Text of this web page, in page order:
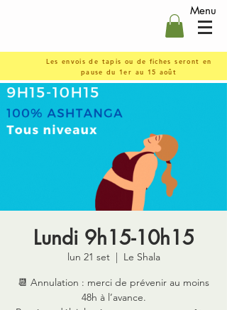
Menu
Les envois de tapis ou de fiches seront en
pause du 1er au 15 août
Lundi 9h15-10h15
lun 21 set
  |
Le Shala
📆 Annulation : merci de prévenir au moins
48h à l’avance.